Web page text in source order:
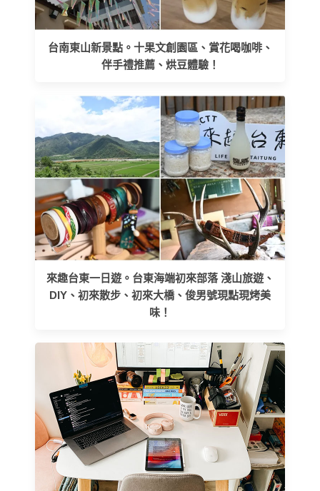
台南東山新景點。十果文創園區、賞花喝咖啡、
伴手禮推薦、烘豆體驗！
來趣台東一日遊。台東海端初來部落 淺山旅遊、
DIY、初來散步、初來大橋、俊男號現點現烤美
味！